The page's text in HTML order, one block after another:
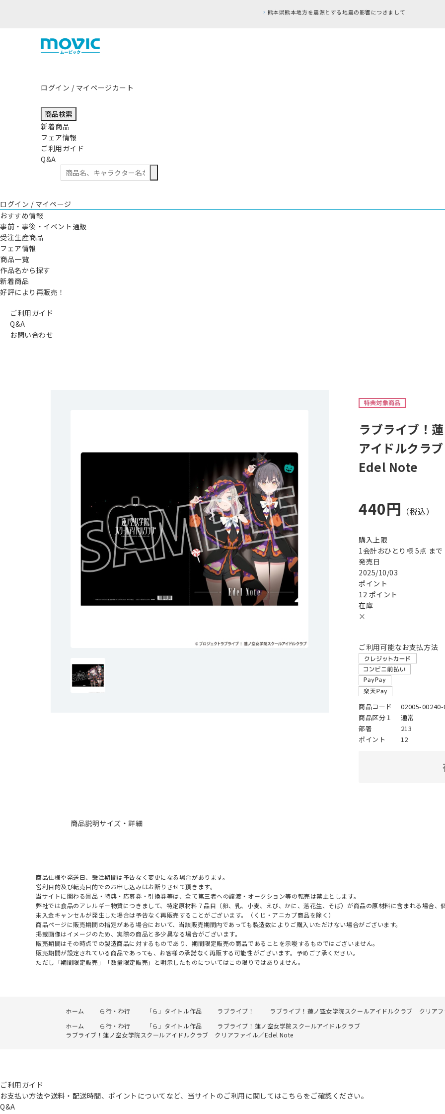
ログイン / マイページカート
商品検索
新着商品
フェア情報
ご利用ガイド
Q&A
ログイン / マイページ
おすすめ情報
事前・事後・イベント通販
受注生産商品
フェア情報
商品一覧
作品名から探す
新着商品
好評により再販売！
ご利用ガイド
Q&A
お問い合わせ
ラブライブ！
アイドルクラ
Edel Note
440円
購入上限
1会計おひとり様 5点 まで
発売日
2025/10/03
ポイント
12 ポイント
在庫
×
ご利用可能なお支払方法
商品コード
02005-00240-
商品区分１
通常
部署
213
ポイント
12
商品説明サイズ・詳細
商品仕様や発送日、受注期間は予告なく変更になる場合があります。
営利目的及び転売目的でのお申し込みはお断りさせて頂きます。
当サイトに関わる景品・特典・応募券・引換券等は、全て第三者への譲渡・オークション等の転売は禁止とします。
弊社では食品のアレルギー物質につきまして、特定原材料７品目（卵、乳、小麦、えび、かに、落花生、そば）が商品の原材料に含まれる場合、
未入金キャンセルが発生した場合は予告なく再販売することがございます。（くじ・アニカプ商品を除く）
商品ページに販売期間の指定がある場合において、当該販売期間内であっても製造数によりご購入いただけない場合がございます。
掲載画像はイメージのため、実際の商品と多少異なる場合がございます。
販売期間はその時点での製造商品に対するものであり、期間限定販売の商品であることを示唆するものではございません。
販売期間が設定されている商品であっても、お客様の承諾なく再販する可能性がございます。予めご了承ください。
ただし「期間限定販売」「数量限定販売」と明示したものについてはこの限りではありません。
ホーム ら行・わ行 「ら」タイトル作品 ラブライブ！
ラブライブ！蓮ノ空女学院スクールアイドルクラブ クリア
ホーム
ら行・わ行 「ら」タイトル作品
ラブライブ！蓮ノ空女学院スクールアイドルクラブ
ラブライブ！蓮ノ空女学院スクールアイドルクラブ クリアファイル／Edel Note
ご利用ガイド
お支払い方法や送料・配送時間、ポイントについてなど、当サイトのご利用に関してはこちらをご確認ください。
Q&A